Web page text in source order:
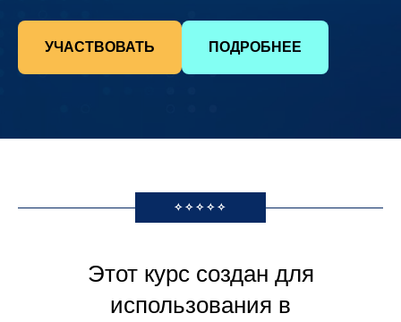
УЧАСТВОВАТЬ ПОДРОБНЕЕ
✧✧✧✧✧
Этот курс создан для
использования в